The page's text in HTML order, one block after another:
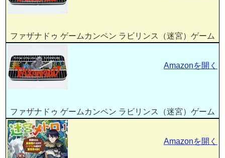
ファザナドゥ ゲームカンペン ラビリンス（迷宮）ゲーム
ファザナドゥ ゲームカンペン ラビリンス（迷宮）ゲーム
Amazonを開く
Amazonを開く